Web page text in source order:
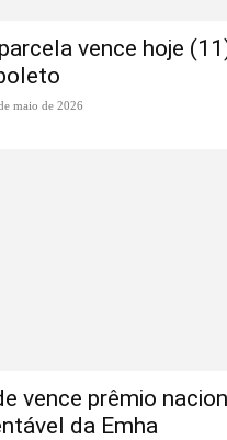
vence hoje
maio de 2026
vence prêmio
da Emha